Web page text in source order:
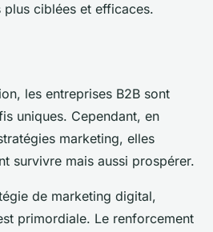
ciblées et efficaces.
les entreprises B2B sont
uniques. Cependant, en
marketing, elles
survivre mais aussi prospérer.
de marketing digital,
primordiale. Le renforcement